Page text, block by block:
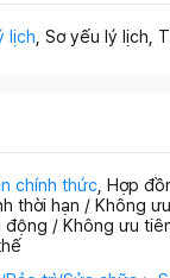
lịch , Sơ yếu lý lịch,
chính thức , Hợp
thời hạn / Không
động / Không ưu